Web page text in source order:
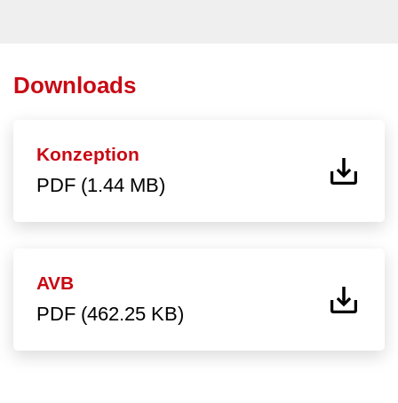
Downloads
Konzeption
PDF (1.44 MB)
AVB
PDF (462.25 KB)